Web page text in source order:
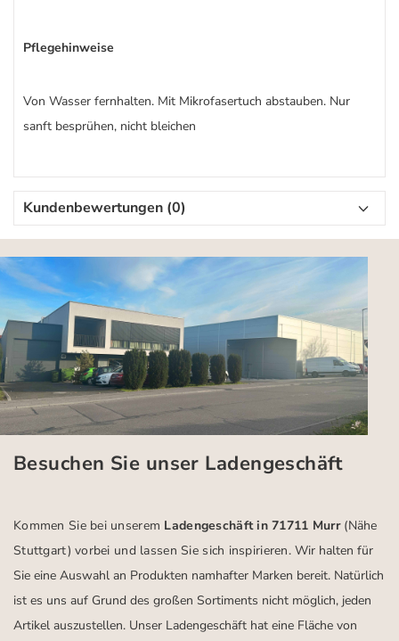
Pflegehinweise
Von Wasser fernhalten. Mit Mikrofasertuch abstauben. Nur
sanft besprühen, nicht bleichen
Kundenbewertungen (0)
Besuchen Sie unser Ladengeschäft
Kommen Sie bei unserem Ladengeschäft in 71711 Murr (Nähe
Stuttgart) vorbei und lassen Sie sich inspirieren.Wir halten für
Sie eine Auswahl an Produkten namhafter Marken bereit. Natürlich
ist es uns auf Grund des großen Sortiments nicht möglich, jeden
Artikel auszustellen. Unser Ladengeschäft hat eine Fläche von